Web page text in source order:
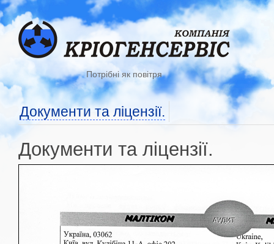
Потрібні як повітря
Документи та ліцензії.
Документи та ліцензії.